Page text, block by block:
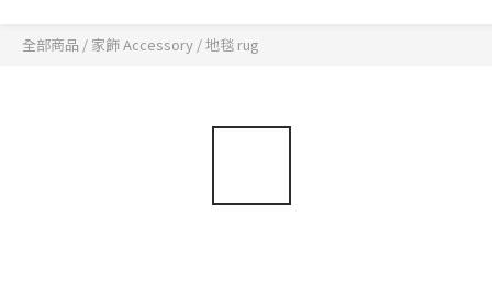
全部商品 / 家飾 Accessory /地毯 rug